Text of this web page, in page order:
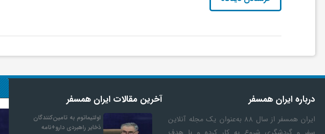
ج
ا
درباره ایران همسفر
ایران همسفر
از سال ۸۸ به‎‌عنوان یک مجله آنلاین
آخرین مقالات ایران همسفر
اولتیماتوم به تامین‌کنندگان
ذخایر راهبردی دارو+نامه